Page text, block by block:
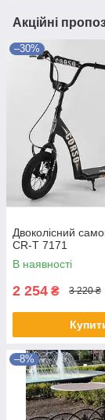
Акційні
–30%
Двоколісний
CR-T 7171
В наявності
2 254 ₴ 3 220 ₴
–8%